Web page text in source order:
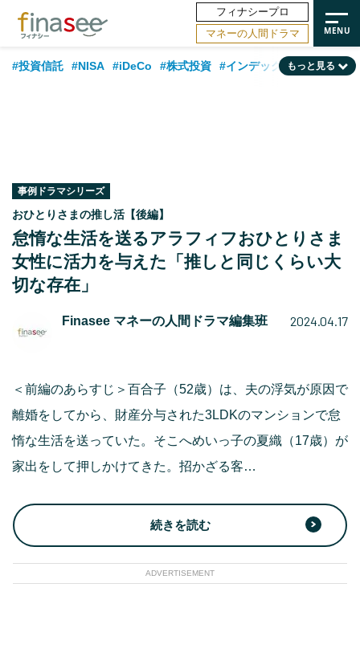
フィナシープロ
マネーの人間ドラマ
#投資信託 #NISA #iDeCo #株式投資 #インデックスファンド
#資産運用業界 #老後
#国内株式型
もっと見る
事例ドラマシリーズ
おひとりさまの推し活【後編】
怠惰な生活を送るアラフィフおひとりさま
女性に活力を与えた「推しと同じくらい大
切な存在」
Finasee マネーの人間ドラマ編集班 2024.04.17
＜前編のあらすじ＞百合子（52歳）は、夫の浮気が原因で
離婚をしてから、財産分与された3LDKのマンションで怠
惰な生活を送っていた。そこへめいっ子の夏織（17歳）が
家出をして押しかけてきた。招かざる客…
続きを読む
ADVERTISEMENT